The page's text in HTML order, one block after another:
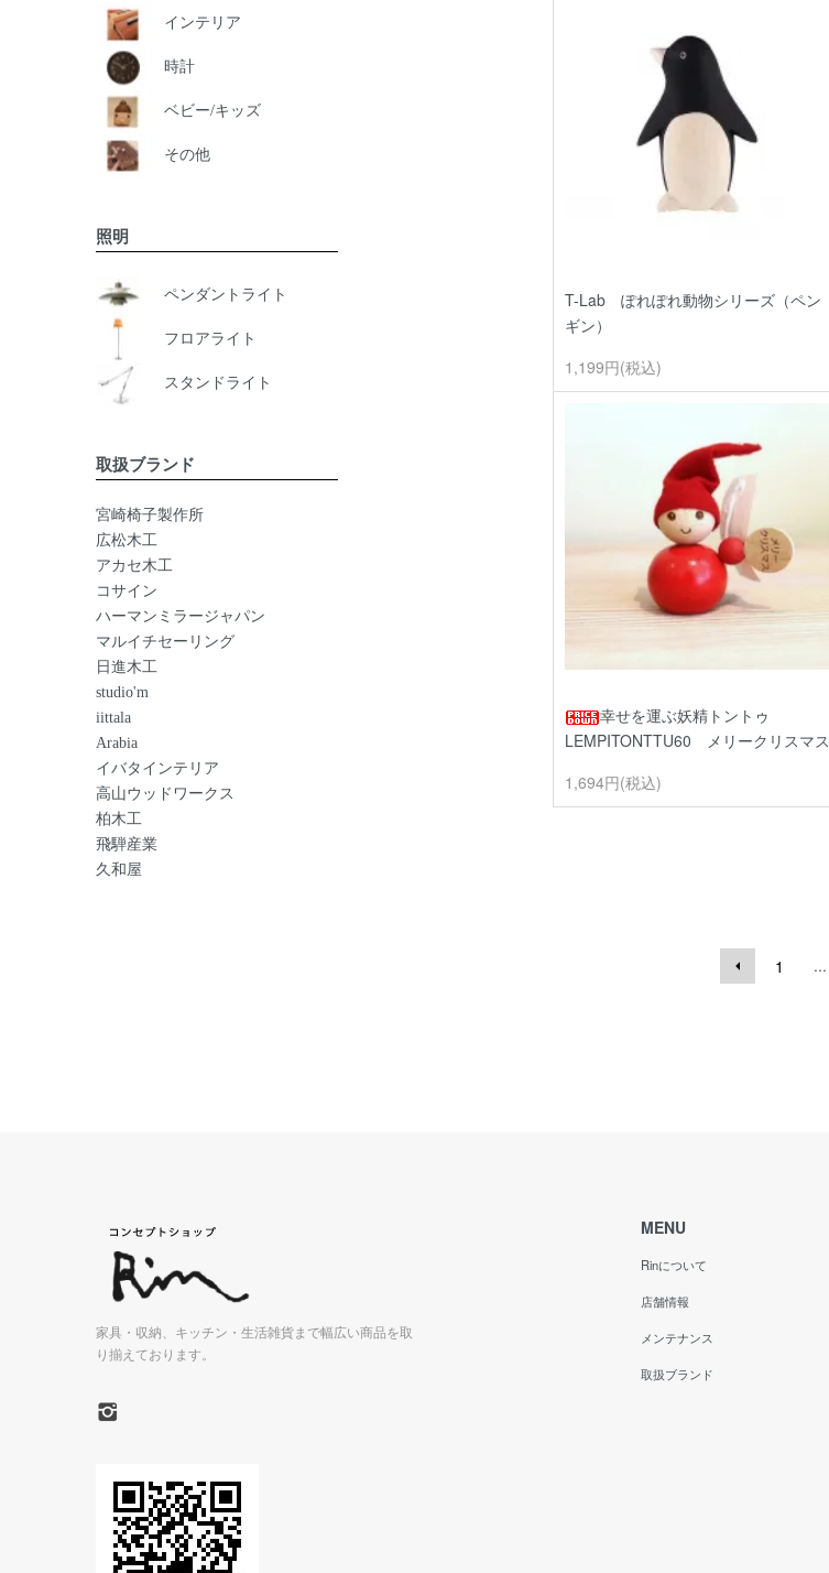
T-Lab ぽれぽれ動物シリーズ（ペン
ギン）
1,199円(税込)
幸せを運ぶ妖精トントゥ
LEMPITONTTU60 メリークリスマス
1,694円(税込)
1 ...
インテリア
時計
ベビー/キッズ
その他
照明
ペンダントライト
フロアライト
スタンドライト
取扱ブランド
宮崎椅子製作所
広松木工
アカセ木工
コサイン
ハーマンミラージャパン
マルイチセーリング
日進木工
studio'm
iittala
Arabia
イバタインテリア
高山ウッドワークス
柏木工
飛騨産業
久和屋
家具・収納、キッチン・生活雑貨まで幅広い商品を取
り揃えております。
MENU
Rinについて
店舗情報
メンテナンス
取扱ブランド